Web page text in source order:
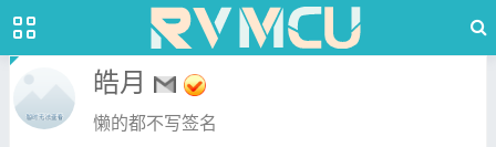
皓月
懒的都不写签名